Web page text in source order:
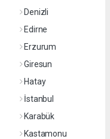
Denizli
Edirne
Erzurum
Giresun
Hatay
İstanbul
Karabük
Kastamonu